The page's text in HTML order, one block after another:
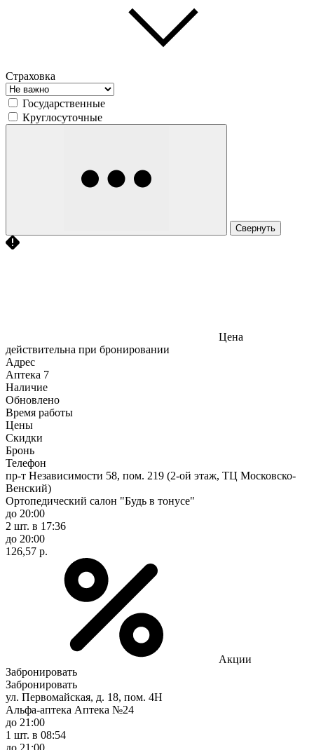
Страховка
Государственные
Круглосуточные
Свернуть
Цена
действительна при бронировании
Адрес
Аптека 7
Наличие
Обновлено
Время работы
Цены
Скидки
Бронь
Телефон
пр-т Независимости 58, пом. 219 (2-ой этаж, ТЦ Московско-
Венский)
Ортопедический салон "Будь в тонусе"
до 20:00
2 шт. в 17:36
до 20:00
126,57 р.
Акции
Забронировать
Забронировать
ул. Первомайская, д. 18, пом. 4Н
Альфа-аптека Аптека №24
до 21:00
1 шт. в 08:54
до 21:00